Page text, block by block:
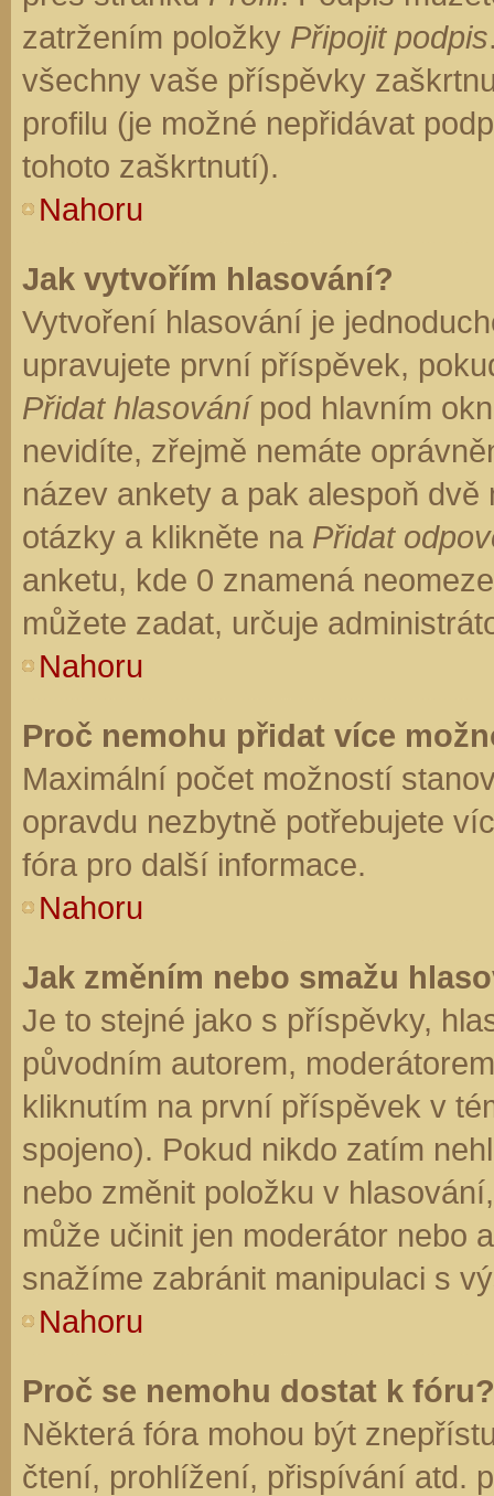
zatržením položky Připojit podpis
všechny vaše příspěvky
profilu (je možné nepřidávat
tohoto zaškrtnutí).
Nahoru
Jak vytvořím hlasování?
Vytvoření hlasování je
upravujete první příspěvek,
Přidat hlasovánípod hlavním
nevidíte, zřejmě nemáte
název ankety a pak alespoň
otázky a klikněte na Přidat
anketu, kde 0 znamená
můžete zadat, určuje
Nahoru
Proč nemohu přidat více
Maximální počet možností
opravdu nezbytně potřebujete
fóra pro další informace.
Nahoru
Jak změním nebo smažu
Je to stejné jako s příspěvky,
původním autorem,
kliknutím na první příspěvek v
spojeno). Pokud nikdo zatím
nebo změnit položku v
může učinit jen moderátor nebo
snažíme zabránit manipulaci s
Nahoru
Proč se nemohu dostat k fóru?
Některá fóra mohou být
čtení, prohlížení, přispívání atd.